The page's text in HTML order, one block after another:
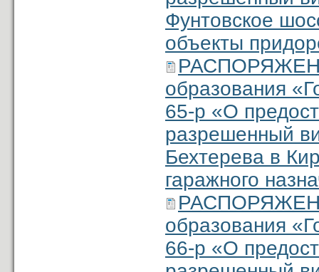
Фунтовское
объекты
образования
65-р «О
разрешенный
Бехтерева в
гаражного
образования
66-р «О